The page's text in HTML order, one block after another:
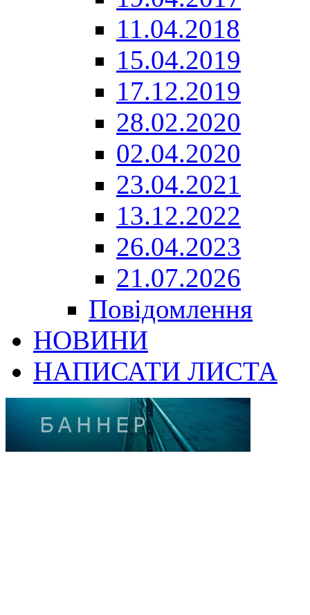
11.04.2018
15.04.2019
17.12.2019
28.02.2020
02.04.2020
23.04.2021
13.12.2022
26.04.2023
21.07.2026
Повідомлення
НОВИНИ
НАПИСАТИ ЛИСТА